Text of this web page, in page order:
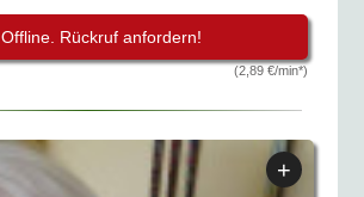
Offline. Rückruf anfordern!
(2,89 €/min*)
+